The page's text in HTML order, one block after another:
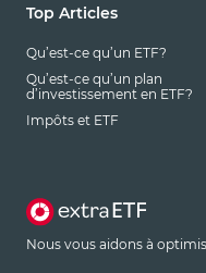
Top Articles
Qu’est-ce qu’un ETF?
Qu’est-ce qu’un plan
d’investissement en ETF?
Impôts et ETF
Nous vous aidons à